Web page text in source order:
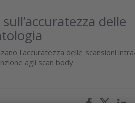
delle
l'accuratezza delle scansioni
agli scan body